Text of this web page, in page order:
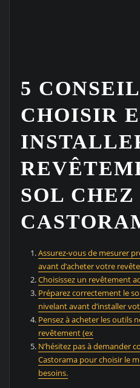
5
CHOISIR
SOL CHEZ
Assurez-vous de mesurer
avant d’acheter votre
Choisissez un revêtement
Préparez correctement le
nivelant avant d’installer
Pensez à acheter les outils
revêtement (ex
N’hésitez pas à demander
Castorama pour choisir le
besoins.